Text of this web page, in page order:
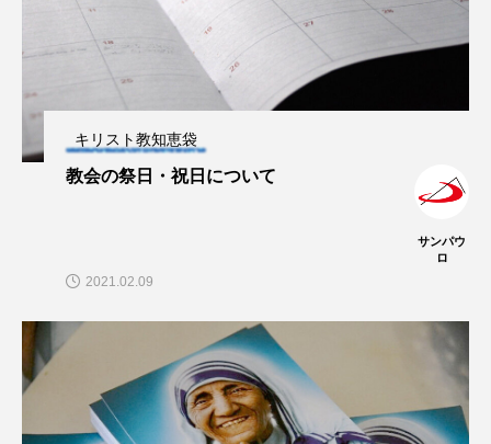
キリスト教知恵袋
教会の祭日・祝日について
サンパウ
ロ
2021.02.09